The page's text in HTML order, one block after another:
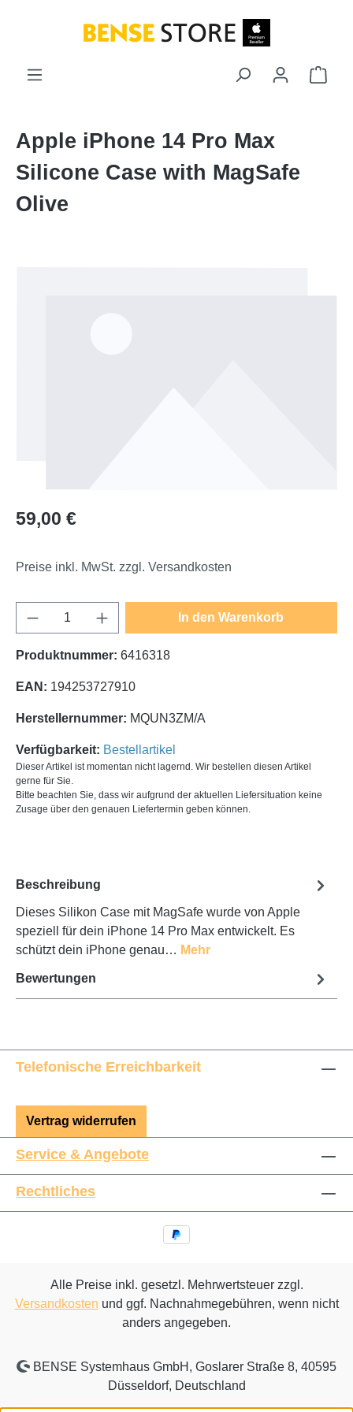
Apple iPhone 14 Pro Max
Silicone Case with MagSafe
Olive
Regulärer Preis:
59,00 €
Preise inkl. MwSt. zzgl. Versandkosten
Produkt Anzahl: Gib den gewünschten
In den Warenkorb
Produktnummer: 6416318
EAN: 194253727910
Herstellernummer: MQUN3ZM/A
Verfügbarkeit: Bestellartikel
Dieser Artikel ist momentan nicht lagernd. Wir bestellen diesen Artikel
gerne für Sie.
Bitte beachten Sie, dass wir aufgrund der aktuellen Liefersituation keine
Zusage über den genauen Liefertermin geben können.
Beschreibung
Dieses Silikon Case mit MagSafe wurde von Apple
speziell für dein iPhone 14 Pro Max entwickelt. Es
schützt dein iPhone genau… Mehr
Bewertungen
Telefonische Erreichbarkeit
Vertrag widerrufen
Service & Angebote
Rechtliches
Alle Preise inkl. gesetzl. Mehrwertsteuer zzgl.
Versandkosten und ggf. Nachnahmegebühren, wenn nicht
anders angegeben.
BENSE Systemhaus GmbH, Goslarer Straße 8, 40595
Düsseldorf, Deutschland